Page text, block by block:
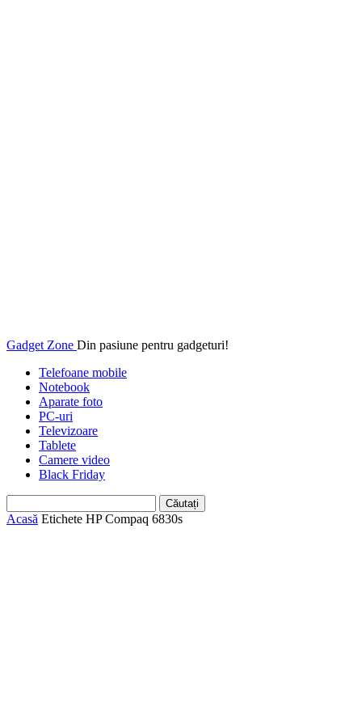
Gadget Zone Din pasiune pentru gadgeturi!
Telefoane mobile
Notebook
Aparate foto
PC-uri
Televizoare
Tablete
Camere video
Black Friday
Acasă Etichete HP Compaq 6830s